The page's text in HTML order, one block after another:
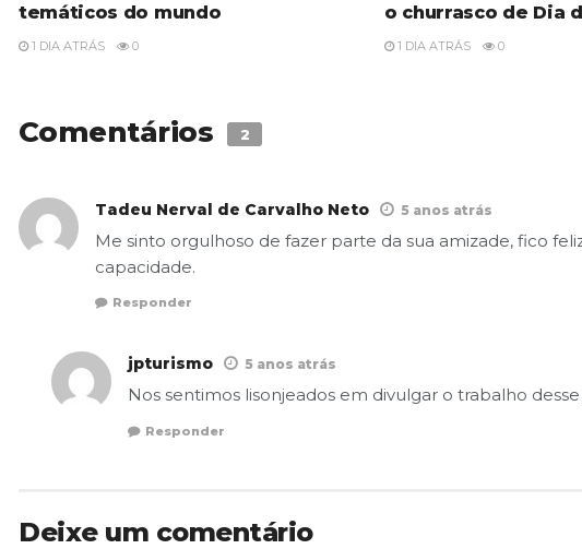
temáticos do mundo
1 DIA ATRÁS 0
o churrasco de Dia
1 DIA ATRÁS 0
Comentários 2
Tadeu Nerval de Carvalho Neto 5 anos atrás
Me sinto orgulhoso de fazer parte da sua amizade, fico
capacidade.
Responder
jpturismo 5 anos atrás
Nos sentimos lisonjeados em divulgar o trabalho
Responder
Deixe um comentário